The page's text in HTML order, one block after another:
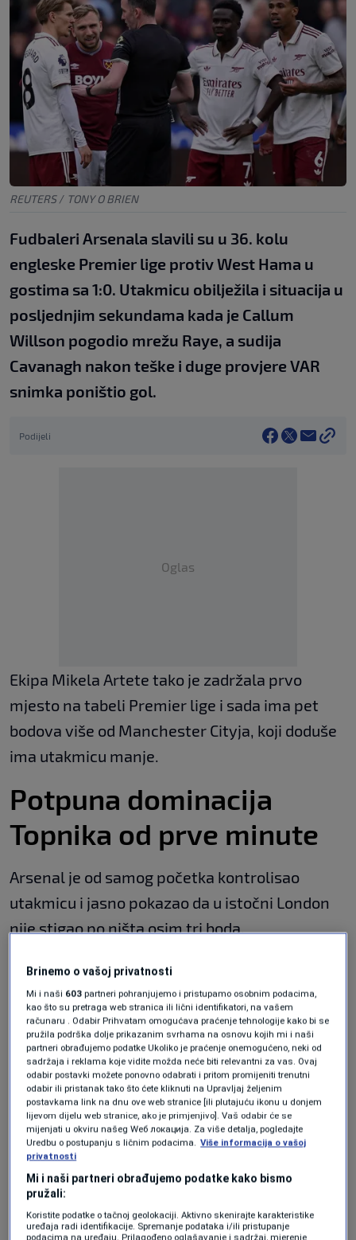
REUTERS / TONY O BRIEN
Fudbaleri Arsenala slavili su u 36. kolu
engleske Premier lige protiv West Hama u
gostima sa 1:0. Utakmicu obilježila i situacija u
posljednjim sekundama kada je Callum
Willson pogodio mrežu Raye, a sudija
Cavanagh nakon teške i duge provjere VAR
snimka poništio gol.
Podijeli
Oglas
Ekipa Mikela Artete tako je zadržala prvo
mjesto na tabeli Premier lige i sada ima pet
bodova više od Manchester Cityja, koji doduše
ima utakmicu manje.
Potpuna dominacija
Topnika od prve minute
Arsenal je od samog početka kontrolisao
utakmicu i jasno pokazao da u istočni London
nije stigao po ništa osim tri boda.
Prvu ozbiljnu priliku gosti su imali već u 9.
minuti kada je Leandro Trossard šutirao
glavom, ali je golman West Hama odlično
reagovao. U nastavku iste akcije Belgijanac je
pogodio i stativu.
Samo nekoliko minuta kasnije zaprijetio je i
Calafiori, ali je njegov pokušaj otišao pored
gola.
West Ham se tokom većeg dijela prvog
poluvremena gotovo isključivo branio i čekao
Brinemo o vašoj privatnosti
Mi i naši 603 partneri pohranjujemo i pristupamo osobnim podacima,
kao što su pretraga web stranica ili lični identifikatori, na vašem
računaru . Odabir Prihvatam omogućava praćenje tehnologije kako bi se
pružila podrška dolje prikazanim svrhama na osnovu kojih mi i naši
partneri obrađujemo podatke Ukoliko je praćenje onemogućeno, neki od
sadržaja i reklama koje vidite možda neće biti relevantni za vas. Ovaj
odabir postavki možete ponovno odabrati i pritom promijeniti trenutni
odabir ili pristanak tako što ćete kliknuti na Upravljaj željenim
postavkama link na dnu ove web stranice [ili plutajuću ikonu u donjem
lijevom dijelu web stranice, ako je primjenjivo]. Vaš odabir će se
mijenjati u okviru našeg Wеб локација. Za više detalja, pogledajte
Uredbu o postupanju s ličnim podacima. Više informacija o vašoj
privatnosti
Mi i naši partneri obrađujemo podatke kako bismo
pružali:
Koristite podatke o tačnoj geolokaciji. Aktivno skenirajte karakteristike
uređaja radi identifikacije. Spremanje podataka i/ili pristupanje
podacima na uređaju. Prilagođeno oglašavanje i sadržaj, mjerenje